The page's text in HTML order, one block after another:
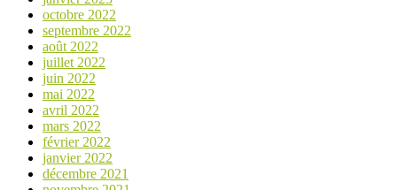
octobre 2022
septembre 2022
août 2022
juillet 2022
juin 2022
mai 2022
avril 2022
mars 2022
février 2022
janvier 2022
décembre 2021